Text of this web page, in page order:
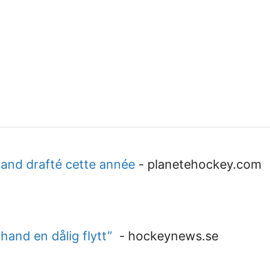
drafté cette année - planetehockey.com
en dålig flytt” - hockeynews.se